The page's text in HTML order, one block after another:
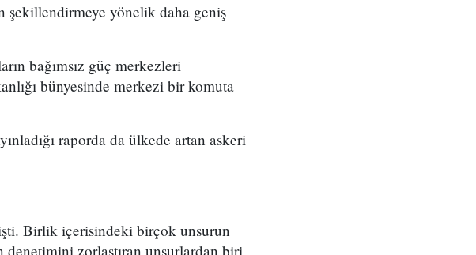
şekillendirmeye yönelik daha geniş
bağımsız güç merkezleri
bünyesinde merkezi bir komuta
raporda da ülkede artan askeri
Birlik içerisindeki birçok unsurun
zorlaştıran unsurlardan biri